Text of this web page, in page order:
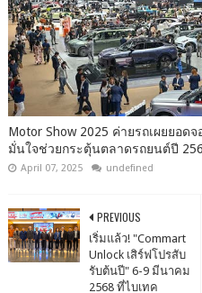
Motor Show 2025 ค่ายรถเผยยอด
มั่นใจช่วยกระตุ้นตลาดรถยนต์ปี
April 07, 2025 undefined
PREVIOUS
เริ่มแล้ว! "Commart
Unlock เสิร์ฟโปรสับ
รับต้นปี" 6-9 มีนาคม
2568 ที่ไบเทค